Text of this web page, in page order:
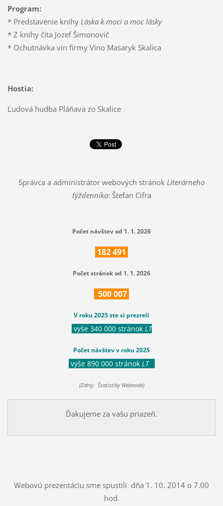
Program:
* Predstavenie knihy Láska k moci a moc lásky
* Z knihy číta Jozef Šimonovič
* Ochutnávka vín firmy Víno Masaryk Skalica
Hostia:
Ľudová hudba Pláňava zo Skalice
Správca a administrátor webových stránok Literárneho
týždenníka: Štefan Cifra
Počet návštev od 1. 1. 2026
182491
Počet stránok od 1. 1. 2026
500007
V roku 2025 ste si prezreli
vyše 340 000 stránok LT
Počet návštev v roku 2025
vyše 890 000 stránok LT
(Zdroj: Štatistiky Webnode)
Ďakujeme za vašu priazeň.
Webovú prezentáciu sme spustili dňa 1. 10. 2014 o 7.00
hod.